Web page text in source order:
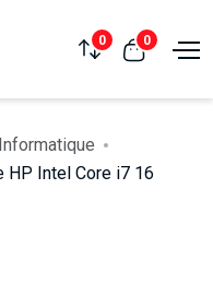
0 0
HP Intel Core i7 16